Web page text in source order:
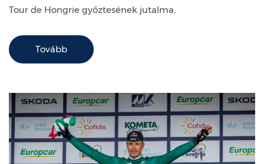
Tour de Hongrie győztesének jutalma.
Tovább